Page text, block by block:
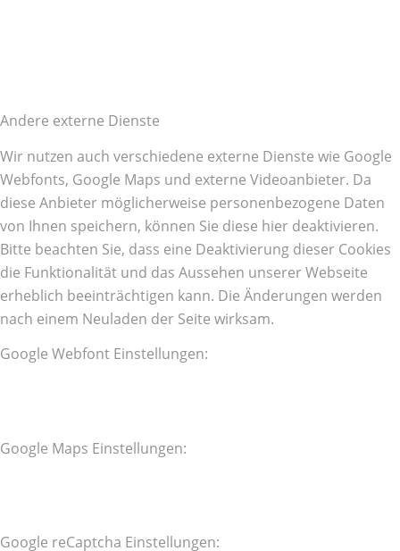
Andere externe Dienste
Wir nutzen auch verschiedene externe Dienste wie Google
Webfonts, Google Maps und externe Videoanbieter. Da
diese Anbieter möglicherweise personenbezogene Daten
von Ihnen speichern, können Sie diese hier deaktivieren.
Bitte beachten Sie, dass eine Deaktivierung dieser Cookies
die Funktionalität und das Aussehen unserer Webseite
erheblich beeinträchtigen kann. Die Änderungen werden
nach einem Neuladen der Seite wirksam.
Google Webfont Einstellungen:
Google Maps Einstellungen:
Google reCaptcha Einstellungen: